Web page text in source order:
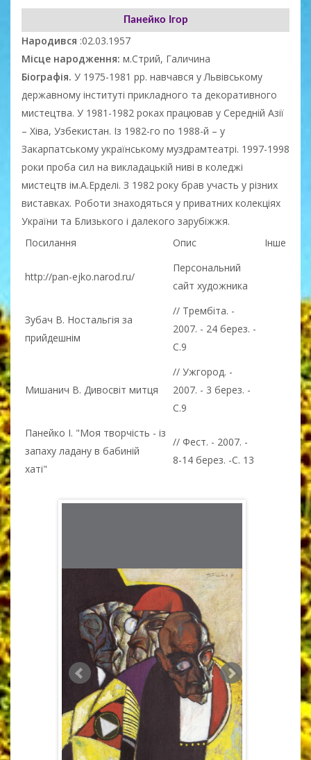
Панейко Ігор
Народився :02.03.1957
Місце народження: м.Стрий, Галичина
Біографія. У 1975-1981 рр. навчався у Львівському
державному інституті прикладного та декоративного
мистецтва. У 1981-1982 роках працював у Середній Азії
– Хіва, Узбекистан. Із 1982-го по 1988-й – у
Закарпатському українському муздрамтеатрі. 1997-1998
роки проба сил на викладацькій ниві в коледжі
мистецтв ім.А.Ерделі. З 1982 року брав участь у різних
виставках. Роботи знаходяться у приватних колекціях
України та Близького і далекого зарубіжжя.
Посилання
Опис Інше
http://pan-ejko.narod.ru/
Персональний
сайт художника
Зубач В. Ностальгія за
прийдешнім
// Трембіта. -
2007. - 24 берез. -
С.9
Мишанич В. Дивосвіт митця
// Ужгород. -
2007. - 3 берез. -
С.9
Панейко І. "Моя творчість - із
запаху ладану в бабиній
хаті"
// Фест. - 2007. -
8-14 берез. -С. 13